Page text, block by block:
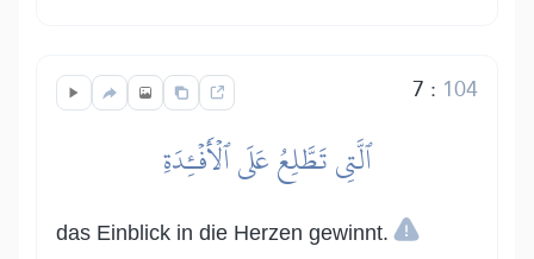
7 : 104
ٱلَّتِي تَطَّلِعُ عَلَى ٱلۡأَفۡـِٔدَةِ
das Einblick in die Herzen gewinnt.